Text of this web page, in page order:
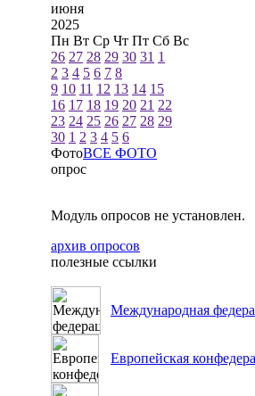
июня
2025
Пн Вт Ср Чт Пт Сб Вс
26 27 28 29 30 31 1
2 3 4 5 6 7 8
9 10 11 12 13 14 15
16 17 18 19 20 21 22
23 24 25 26 27 28 29
30 1 2 3 4 5 6
ФотоВСЕ ФОТО
опрос
Модуль опросов не установлен.
архив опросов
полезные ссылки
Международная
Европейская